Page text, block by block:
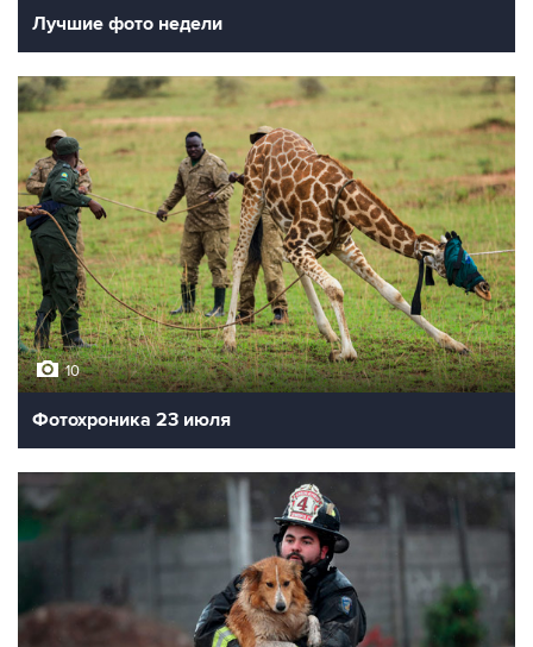
Лучшие фото недели
10
Фотохроника 23 июля